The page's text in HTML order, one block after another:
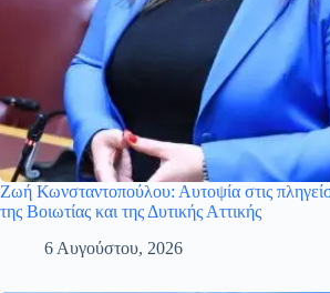
Ζωή Κωνσταντοπούλου: Αυτοψία στις
της Βοιωτίας και της Δυτικής Αττικής
6 Αυγούστου, 2026